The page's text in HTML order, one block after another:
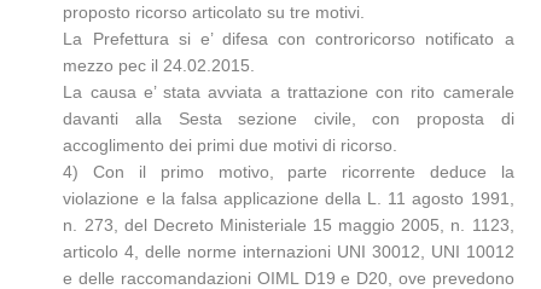
proposto ricorso articolato su tre motivi.
La Prefettura si e’ difesa con controricorso notificato a
mezzo pec il 24.02.2015.
La causa e’ stata avviata a trattazione con rito camerale
davanti alla Sesta sezione civile, con proposta di
accoglimento dei primi due motivi di ricorso.
4) Con il primo motivo, parte ricorrente deduce la
violazione e la falsa applicazione della L. 11 agosto 1991,
n. 273, del Decreto Ministeriale 15 maggio 2005, n. 1123,
articolo 4, delle norme internazioni UNI 30012, UNI 10012
e delle raccomandazioni OIML D19 e D20, ove prevedono